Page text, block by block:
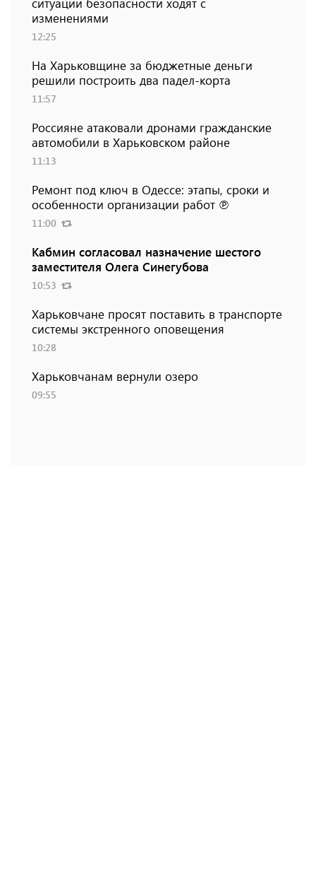
изменениями
12:25
На Харьковщине за бюджетные деньги
решили построить два падел-корта
11:57
Россияне атаковали дронами гражданские
автомобили в Харьковском районе
11:13
Ремонт под ключ в Одессе: этапы, сроки и
особенности организации работ ℗
11:00
Кабмин согласовал назначение шестого
заместителя Олега Синегубова
10:53
Харьковчане просят поставить в транспорте
системы экстренного оповещения
10:28
Харьковчанам вернули озеро
09:55